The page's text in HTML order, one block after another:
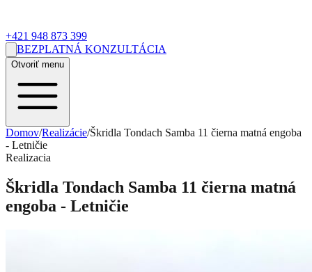
+421 948 873 399
BEZPLATNÁ KONZULTÁCIA
Otvoriť menu
Domov/Realizácie/Škridla Tondach Samba 11 čierna matná engoba
- Letničie
Realizacia
Škridla Tondach Samba 11 čierna matná
engoba - Letničie